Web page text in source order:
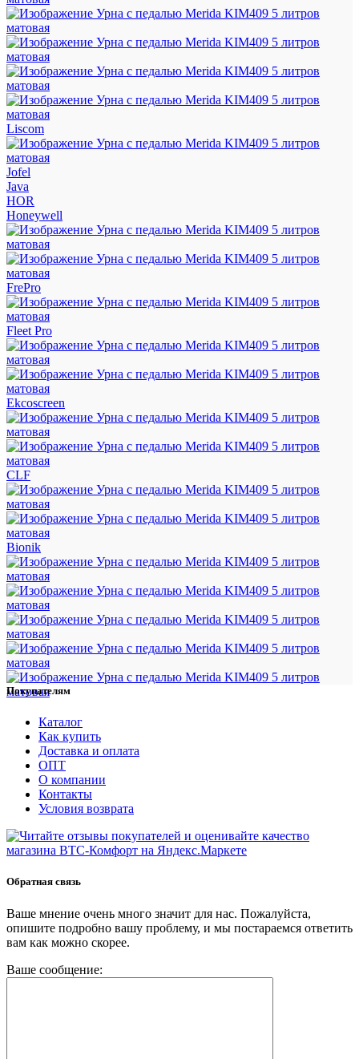
Liscom
Jofel
Java
HOR
Honeywell
FrePro
Fleet Pro
Ekcoscreen
CLF
Bionik
Покупателям
Каталог
Как купить
Доставка и оплата
ОПТ
О компании
Контакты
Условия возврата
Обратная связь
Ваше мнение очень много значит для нас. Пожалуйста,
опишите подробно вашу проблему, и мы постараемся ответить
вам как можно скорее.
Ваше сообщение: